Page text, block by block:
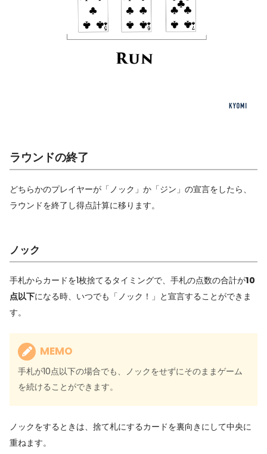
ラウンドの終了
どちらかのプレイヤーが「ノック」か「ジン」の宣言をしたら、
ラウンドを終了し得点計算に移ります。
ノック
手札からカードを1枚捨てるタイミングで、手札の点数の合計が10
点以下になる時、いつでも「ノック！」と宣言することができま
す。
MEMO
手札が10点以下の場合でも、ノックをせずにそのままゲーム
を続けることができます。
ノックをするときは、捨て札にするカードを裏向きにして中央に
重ねます。